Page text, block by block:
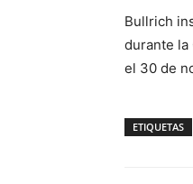
Bullrich
durante la
el 30 de
ETIQUETAS